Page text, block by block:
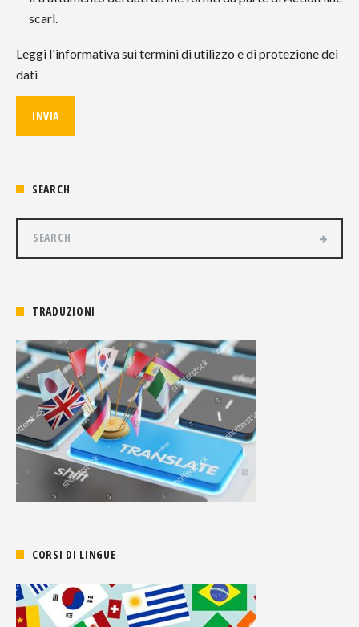
scarl.
Leggi l'informativa sui termini di utilizzo e di protezione dei
dati
SEARCH
TRADUZIONI
CORSI DI LINGUE